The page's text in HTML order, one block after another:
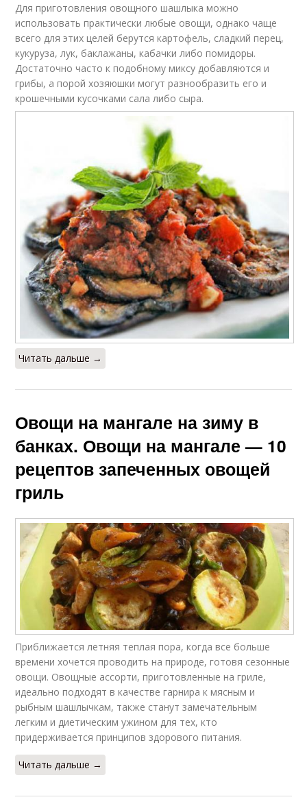
Для приготовления овощного шашлыка можно
использовать практически любые овощи, однако чаще
всего для этих целей берутся картофель, сладкий перец,
кукуруза, лук, баклажаны, кабачки либо помидоры.
Достаточно часто к подобному миксу добавляются и
грибы, а порой хозяюшки могут разнообразить его и
крошечными кусочками сала либо сыра.
Читать дальше →
Овощи на мангале на зиму в
банках. Овощи на мангале — 10
рецептов запеченных овощей
гриль
Приближается летняя теплая пора, когда все больше
времени хочется проводить на природе, готовя сезонные
овощи. Овощные ассорти, приготовленные на гриле,
идеально подходят в качестве гарнира к мясным и
рыбным шашлычкам, также станут замечательным
легким и диетическим ужином для тех, кто
придерживается принципов здорового питания.
Читать дальше →